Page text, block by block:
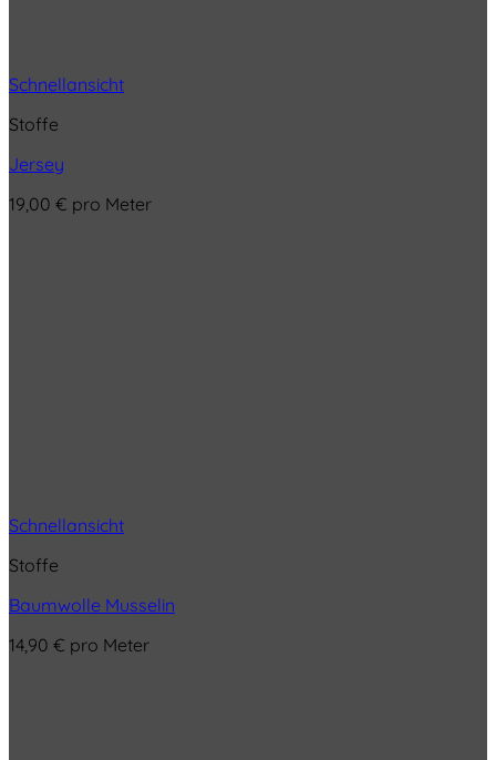
Schnellansicht
Stoffe
Jersey
19,00 € pro Meter
Schnellansicht
Stoffe
Baumwolle Musselin
14,90 € pro Meter